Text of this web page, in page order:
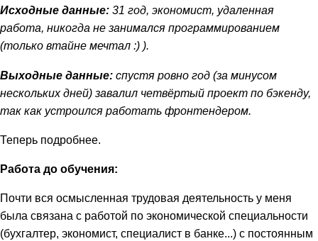
Исходные данные: 31 год, экономист, удаленная
работа, никогда не занимался программированием
(только втайне мечтал :) ).
Выходные данные: спустя ровно год (за минусом
нескольких дней) завалил четвёртый проект по бэкенду,
так как устроился работать фронтендером.
Теперь подробнее.
Работа до обучения:
Почти вся осмысленная трудовая деятельность у меня
была связана с работой по экономической специальности
(бухгалтер, экономист, специалист в банке...) с постоянным